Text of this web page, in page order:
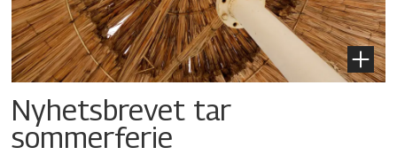
Nyhetsbrevet tar
sommerferie